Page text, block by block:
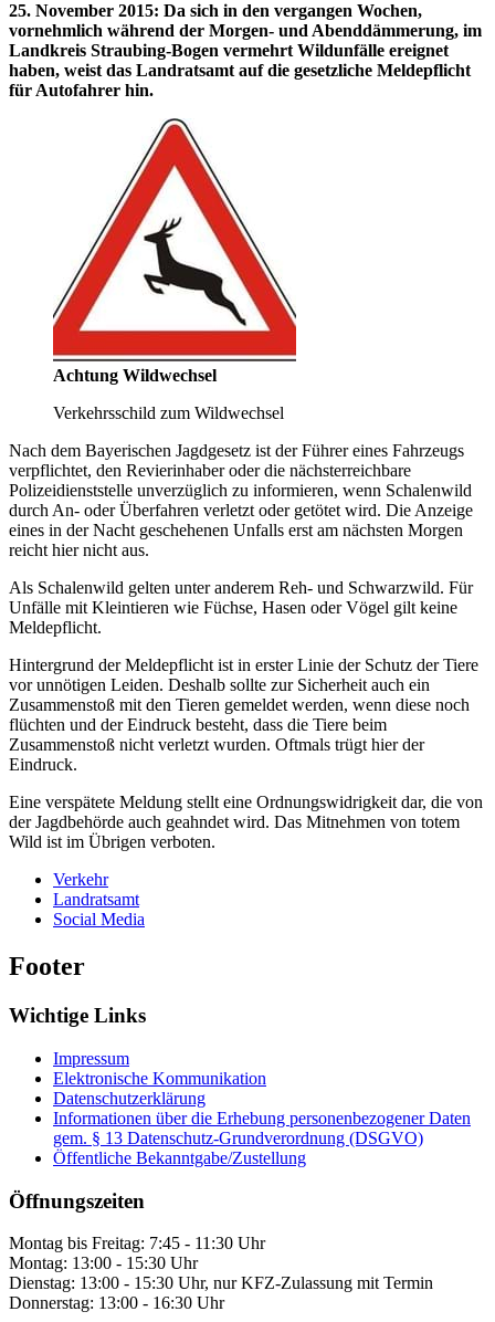
25. November 2015: Da sich in den vergangen Wochen,
vornehmlich während der Morgen- und Abenddämmerung, im
Landkreis Straubing-Bogen vermehrt Wildunfälle ereignet
haben, weist das Landratsamt auf die gesetzliche Meldepflicht
für Autofahrer hin.
Achtung Wildwechsel
Verkehrsschild zum Wildwechsel
Nach dem Bayerischen Jagdgesetz ist der Führer eines Fahrzeugs
verpflichtet, den Revierinhaber oder die nächsterreichbare
Polizeidienststelle unverzüglich zu informieren, wenn Schalenwild
durch An- oder Überfahren verletzt oder getötet wird. Die Anzeige
eines in der Nacht geschehenen Unfalls erst am nächsten Morgen
reicht hier nicht aus.
Als Schalenwild gelten unter anderem Reh- und Schwarzwild. Für
Unfälle mit Kleintieren wie Füchse, Hasen oder Vögel gilt keine
Meldepflicht.
Hintergrund der Meldepflicht ist in erster Linie der Schutz der Tiere
vor unnötigen Leiden. Deshalb sollte zur Sicherheit auch ein
Zusammenstoß mit den Tieren gemeldet werden, wenn diese noch
flüchten und der Eindruck besteht, dass die Tiere beim
Zusammenstoß nicht verletzt wurden. Oftmals trügt hier der
Eindruck.
Eine verspätete Meldung stellt eine Ordnungswidrigkeit dar, die von
der Jagdbehörde auch geahndet wird. Das Mitnehmen von totem
Wild ist im Übrigen verboten.
Verkehr
Landratsamt
Social Media
Footer
Wichtige Links
Impressum
Elektronische Kommunikation
Datenschutzerklärung
Informationen über die Erhebung personenbezogener Daten
gem. § 13 Datenschutz-Grundverordnung (DSGVO)
Öffentliche Bekanntgabe/Zustellung
Öffnungszeiten
Montag bis Freitag: 7:45 - 11:30 Uhr
Montag: 13:00 - 15:30 Uhr
Dienstag: 13:00 - 15:30 Uhr, nur KFZ-Zulassung mit Termin
Donnerstag: 13:00 - 16:30 Uhr